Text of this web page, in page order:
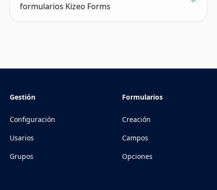
formularios Kizeo Forms
Gestión
Configuración
Usarios
Grupos
Formularios
Creación
Campos
Opciones